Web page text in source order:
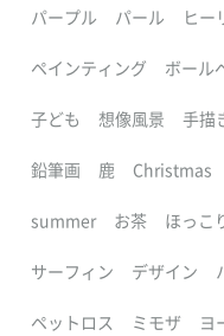
パープル パール ヒー
ペインティング ボール
子ども 想像風景 手描
鉛筆画 鹿 Christmas
summer お茶 ほっこ
サーフィン デザイン
ペットロス ミモザ ヨ